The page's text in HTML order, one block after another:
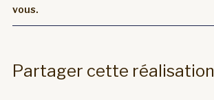
vous.
Partager cette réalisation